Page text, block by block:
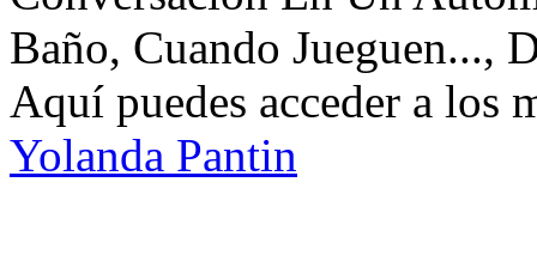
Baño, Cuando Jueguen...,
Aquí puedes acceder a los
Yolanda Pantin